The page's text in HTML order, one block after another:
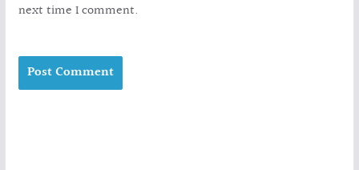
next time I comment.